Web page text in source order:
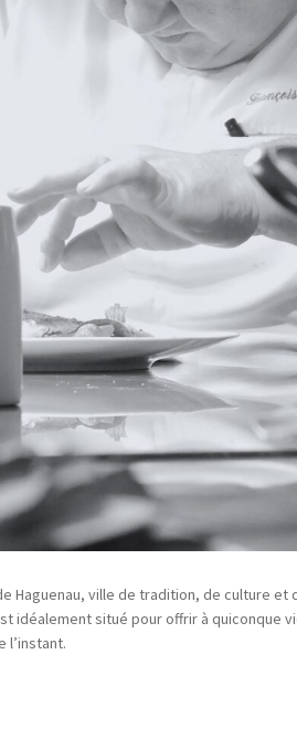
Haguenau, ville de tradition, de culture et
situé pour offrir à quiconque
l’instant.